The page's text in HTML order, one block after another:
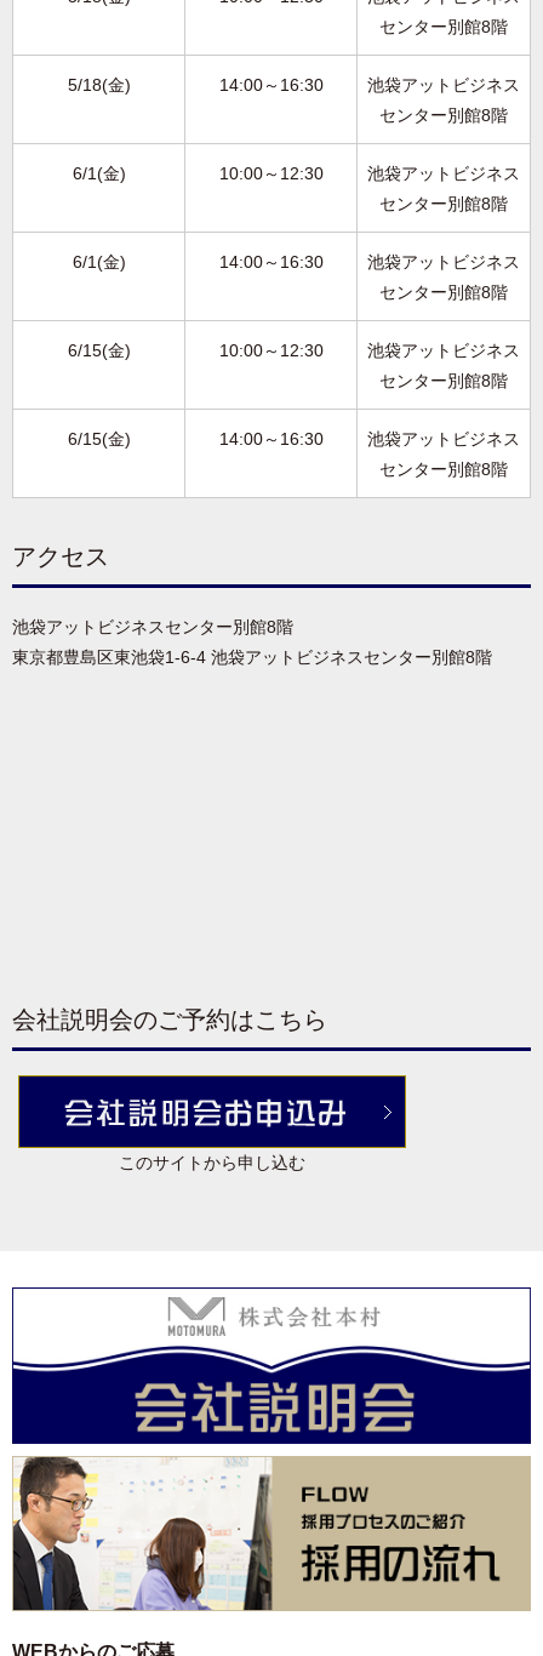
センター別館8階
5/18(金) 14:00～16:30
池袋アットビジネス
センター別館8階
6/1(金) 10:00～12:30
池袋アットビジネス
センター別館8階
6/1(金) 14:00～16:30
池袋アットビジネス
センター別館8階
6/15(金) 10:00～12:30
池袋アットビジネス
センター別館8階
6/15(金) 14:00～16:30
池袋アットビジネス
センター別館8階
アクセス
池袋アットビジネスセンター別館8階
東京都豊島区東池袋1-6-4 池袋アットビジネスセンター別館8階
会社説明会のご予約はこちら
このサイトから申し込む